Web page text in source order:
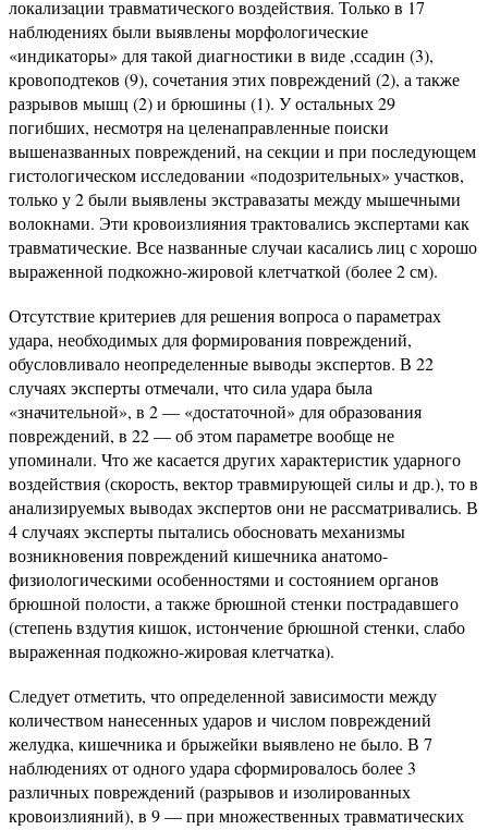
локализации травматического воздействия. Только в 17
наблюдениях были выявлены морфологические
«индикаторы» для такой диагностики в виде ,ссадин (3),
кровоподтеков (9), сочетания этих повреждений (2), а также
разрывов мышц (2) и брюшины (1). У остальных 29
погибших, несмотря на целенаправленные поиски
вышеназванных повреждений, на секции и при последующем
гистологическом исследовании «подозрительных» участков,
только у 2 были выявлены экстравазаты между мышечными
волокнами. Эти кровоизлияния трактовались экспертами как
травматические. Все названные случаи касались лиц с хорошо
выраженной подкожно-жировой клетчаткой (более 2 см).
Отсутствие критериев для решения вопроса о параметрах
удара, необходимых для формирования повреждений,
обусловливало неопределенные выводы экспертов. В 22
случаях эксперты отмечали, что сила удара была
«значительной», в 2 — «достаточной» для образования
повреждений, в 22 — об этом параметре вообще не
упоминали. Что же касается других характеристик ударного
воздействия (скорость, вектор травмирующей силы и др.), то в
анализируемых выводах экспертов они не рассматривались. В
4 случаях эксперты пытались обосновать механизмы
возникновения повреждений кишечника анатомо-
физиологическими особенностями и состоянием органов
брюшной полости, а также брюшной стенки пострадавшего
(степень вздутия кишок, истончение брюшной стенки, слабо
выраженная подкожно-жировая клетчатка).
Следует отметить, что определенной зависимости между
количеством нанесенных ударов и числом повреждений
желудка, кишечника и брыжейки выявлено не было. В 7
наблюдениях от одного удара сформировалось более 3
различных повреждений (разрывов и изолированных
кровоизлияний), в 9 — при множественных травматических